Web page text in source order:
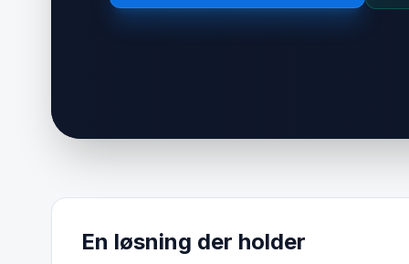
En løsning der holder